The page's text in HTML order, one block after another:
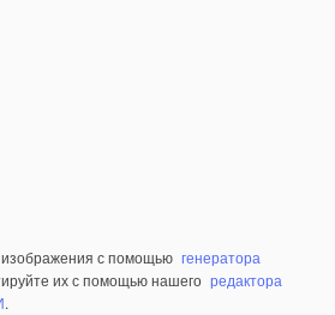
с помощью генератора
их с помощью нашего редактора
.